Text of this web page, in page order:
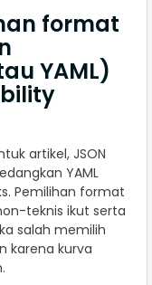
format
YAML)
artikel, JSON
YAML
Pemilihan format
teknis ikut serta
salah memilih
karena kurva